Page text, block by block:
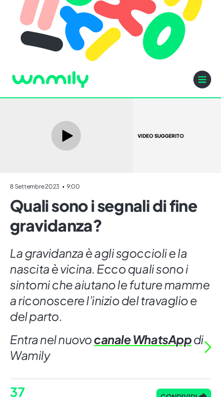
VIDEO SUGGERITO
8 Settembre 2023 9:00
Quali sono i segnali di fine
gravidanza?
La gravidanza è agli sgoccioli e la
nascita è vicina. Ecco quali sono i
sintomi che aiutano le future mamme
a riconoscere l’inizio del travaglio e
del parto.
Entra nel nuovocanale WhatsAppdi
Wamily
37